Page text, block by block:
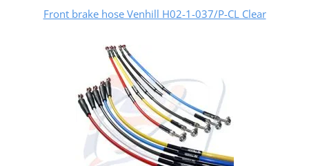
Front brake hose Venhill H02-1-037/P-CL Clear